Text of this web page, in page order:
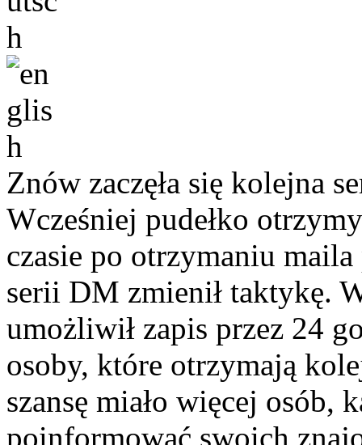
Znów zaczęła się kolejna
Wcześniej pudełko
czasie po otrzymaniu
serii DM zmienił taktykę.
umożliwił zapis przez 24
osoby, które otrzymają
szansę miało więcej osób,
poinformować swoich